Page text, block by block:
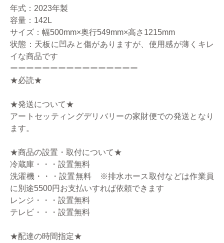
年式：2023年製
容量：142L
サイズ：幅500mm×奥行549mm×高さ1215mm
状態：天板に凹みと傷がありますが、使用感が薄くキレ
イな商品です
ーーーーーーーーーーーーーーーー
★必読★
★発送について★
アートセッティングデリバリーの家財便での発送となり
ます。
★商品の設置・取付について★
冷蔵庫・・・設置無料
洗濯機・・・設置無料 ※排水ホース取付などは作業員
に別途5500円お支払いすれば依頼できます
レンジ・・・設置無料
テレビ・・・設置無料
★配達の時間指定★